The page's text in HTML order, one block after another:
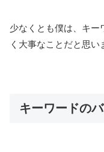
少なくとも僕は、キー
く大事なことだと思い
キーワードの